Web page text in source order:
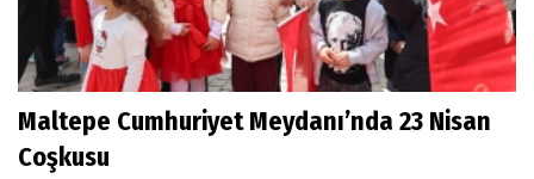
Maltepe Cumhuriyet Meydanı’nda 23 Nisan
Coşkusu